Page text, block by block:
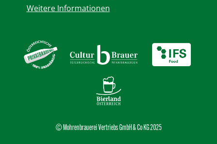
Weitere Informationen
© Mohrenbrauerei Vertriebs GmbH & Co KG 2025